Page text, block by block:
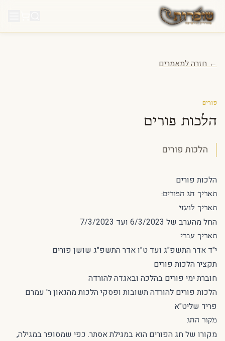
דלג לתוכן
← חזרה למאמרים
פורים
הלכות פורים
הלכות פורים
הלכות פורים
תאריך חג הפורים:
תאריך לועזי
החל מהערב של 6/3/2023 ועד 7/3/2023
תאריך עברי
י"ד אדר התשפ"ג ועד ט"ו אדר התשפ"ג שושן פורים
תקציר הלכות פורים
חוברת ימי פורים בהלכה ובאגדה להורדה
הלכות פורים להורדה תשובות ופסקי הלכות מהגאון ר' עמרם
פריד שליט"א
מקור החג
מקורו של חג הפורים הוא במגילת אסתר. כפי שמסופר במגילה,